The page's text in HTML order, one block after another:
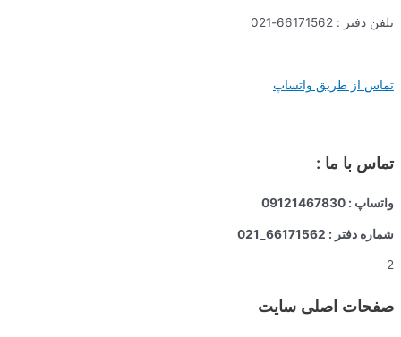
تلفن دفتر : 66171562-021
تماس از طریق واتساپ
تماس با ما :
واتساپ : 09121467830
شماره دفتر : 66171562_021
2
صفحات اصلی سایت